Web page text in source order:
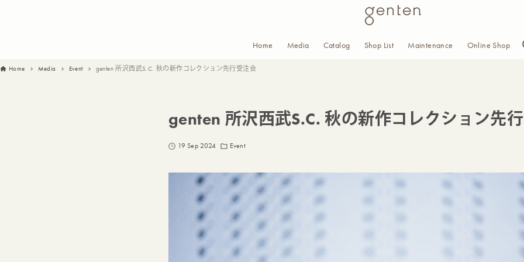
Home Media Catalog Shop List Maintenance Online Shop
Home Media Event genten 所沢西武S.C. 秋の新作コレクション先行受注会
genten 所沢西武S.C. 秋の新作コレクション先
19 Sep 2024 Event